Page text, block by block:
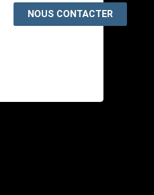
NOUS CONTACTER